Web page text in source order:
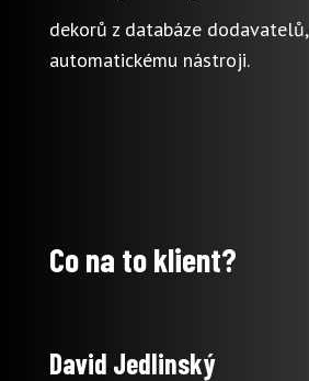
dekorů z databáze
automatickému nástroji.
Co na to klient?
David Jedlinský